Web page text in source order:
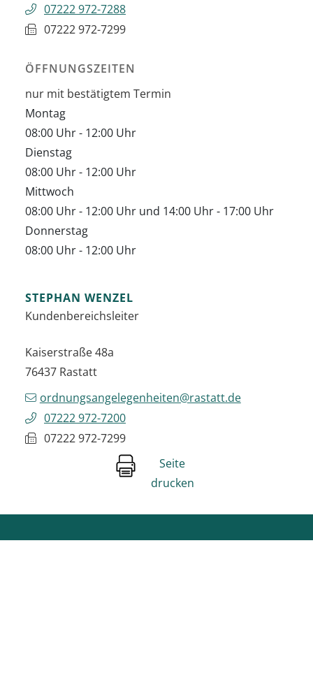
07222 972-7288
07222 972-7299
ÖFFNUNGSZEITEN
nur mit bestätigtem Termin
Montag
08:00 Uhr- 12:00 Uhr
Dienstag
08:00 Uhr- 12:00 Uhr
Mittwoch
08:00 Uhr- 12:00 Uhr und 14:00 Uhr- 17:00 Uhr
Donnerstag
08:00 Uhr- 12:00 Uhr
STEPHAN WENZEL
Kundenbereichsleiter
Kaiserstraße 48a
76437 Rastatt
ordnungsangelegenheiten@rastatt.de
07222 972-7200
07222 972-7299
Seite
drucken